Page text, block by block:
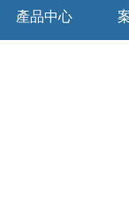
產品中心